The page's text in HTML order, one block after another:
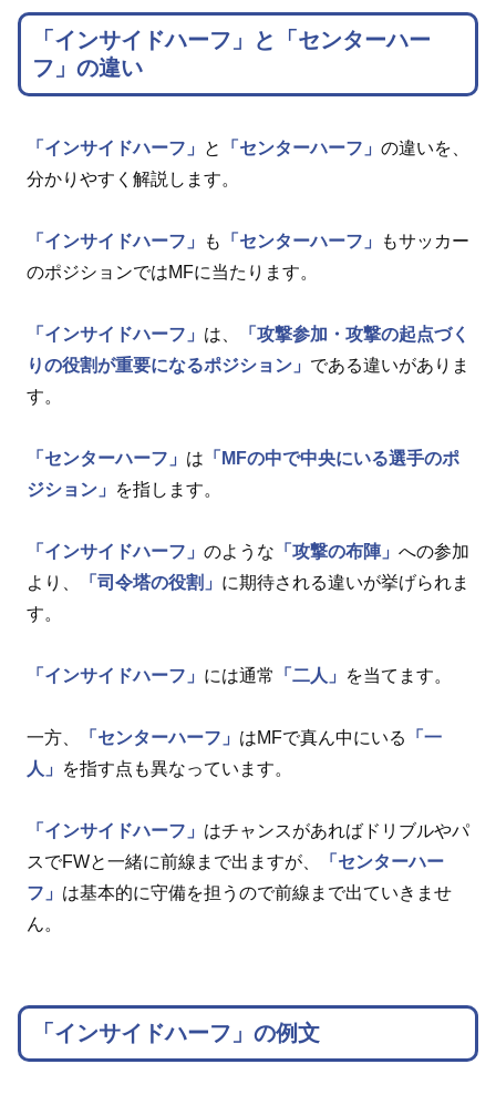
「インサイドハーフ」と「センターハー
フ」の違い
「インサイドハーフ」 と 「センターハーフ」 の違いを、
分かりやすく解説します。
「インサイドハーフ」 も 「センターハーフ」
もサッカー
のポジションではMFに当たります。
「インサイドハーフ」 は、
「攻撃参加・攻撃の起点づく
りの役割が重要になるポジション」 である違いがありま
す。
「センターハーフ」 は 「MFの中で中央にいる選手のポ
ジション」
を指します。
「インサイドハーフ」 のような 「攻撃の布陣」 への参加
より、
「司令塔の役割」 に期待される違いが挙げられま
す。
「インサイドハーフ」 には通常 「二人」 を当てます。
一方、 「センターハーフ」 はMFで真ん中にいる
「一
人」
を指す点も異なっています。
「インサイドハーフ」 はチャンスがあればドリブルやパ
スでFWと一緒に前線まで出ますが、
「センターハー
フ」 は基本的に守備を担うので前線まで出ていきませ
ん。
「インサイドハーフ」の例文